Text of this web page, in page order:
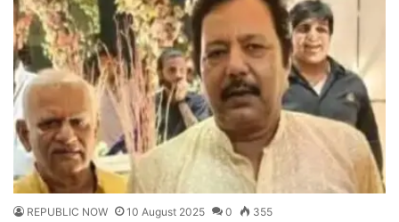
REPUBLIC NOW 10 August 2025 0 355